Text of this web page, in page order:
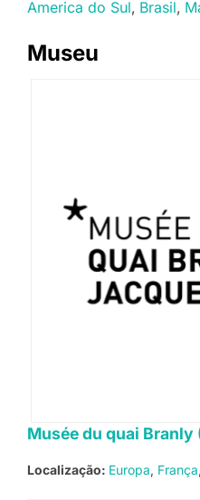
America do Sul Brasil
Museu
Musée du quai Branly
Localização: Europa França